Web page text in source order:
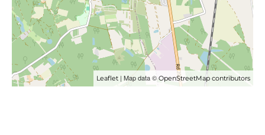
Leaflet | Map data © OpenStreetMap contributors